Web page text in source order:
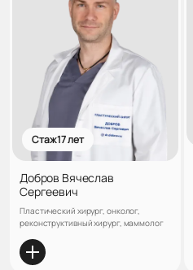
Стаж 17 лет
Добров Вячеслав
Сергеевич
Пластический хирург, онколог,
реконструктивный хирург, маммолог